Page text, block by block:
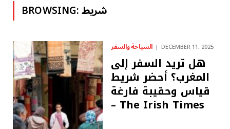
BROWSING:شريط
السياحة والسفر DECEMBER 11, 2025
هل تريد السفر إلى
المغرب؟ أحضر شريط
قياس وحقيبة فارغة
– The Irish Times